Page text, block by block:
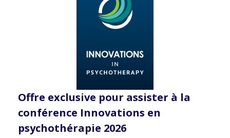
Offre exclusive pour assister à la
conférence Innovations en
psychothérapie 2026